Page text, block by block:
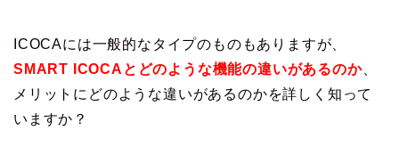
ICOCAには一般的なタイプのものもありますが、
SMART ICOCAとどのような機能の違いがあるのか、
メリットにどのような違いがあるのかを詳しく知って
いますか？